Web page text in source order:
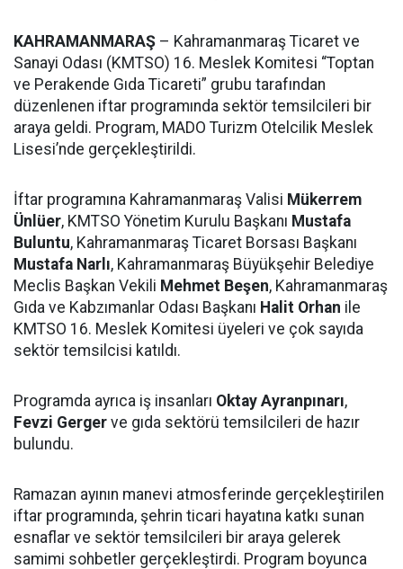
KAHRAMANMARAŞ – Kahramanmaraş Ticaret ve
Sanayi Odası (KMTSO) 16. Meslek Komitesi “Toptan
ve Perakende Gıda Ticareti” grubu tarafından
düzenlenen iftar programında sektör temsilcileri bir
araya geldi. Program, MADO Turizm Otelcilik Meslek
Lisesi’nde gerçekleştirildi.
İftar programına Kahramanmaraş Valisi Mükerrem
Ünlüer, KMTSO Yönetim Kurulu Başkanı Mustafa
Buluntu, Kahramanmaraş Ticaret Borsası Başkanı
Mustafa Narlı, Kahramanmaraş Büyükşehir Belediye
Meclis Başkan Vekili Mehmet Beşen, Kahramanmaraş
Gıda ve Kabzımanlar Odası Başkanı Halit Orhan ile
KMTSO 16. Meslek Komitesi üyeleri ve çok sayıda
sektör temsilcisi katıldı.
Programda ayrıca iş insanları Oktay Ayranpınarı,
Fevzi Gerger ve gıda sektörü temsilcileri de hazır
bulundu.
Ramazan ayının manevi atmosferinde gerçekleştirilen
iftar programında, şehrin ticari hayatına katkı sunan
esnaflar ve sektör temsilcileri bir araya gelerek
samimi sohbetler gerçekleştirdi. Program boyunca